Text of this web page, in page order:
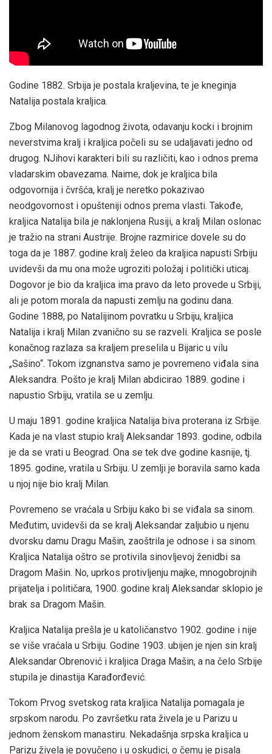
Godine 1882. Srbija je postala kraljevina, te je kneginja
Natalija postala kraljica.
Zbog Milanovog lagodnog života, odavanju kocki i brojnim
neverstvima kralj i kraljica počeli su se udaljavati jedno od
drugog. NJihovi karakteri bili su različiti, kao i odnos prema
vladarskim obavezama. Naime, dok je kraljica bila
odgovornija i čvršća, kralj je neretko pokazivao
neodgovornost i opušteniji odnos prema vlasti. Takođe,
kraljica Natalija bila je naklonjena Rusiji, a kralj Milan oslonac
je tražio na strani Austrije. Brojne razmirice dovele su do
toga da je 1887. godine kralj želeo da kraljica napusti Srbiju
uvidevši da mu ona može ugroziti položaj i politički uticaj.
Dogovor je bio da kraljica ima pravo da leto provede u Srbiji,
ali je potom morala da napusti zemlju na godinu dana.
Godine 1888, po Natalijinom povratku u Srbiju, kraljica
Natalija i kralj Milan zvanično su se razveli. Kraljica se posle
konačnog razlaza sa kraljem preselila u Bijaric u vilu
„Sašino“. Tokom izgnanstva samo je povremeno viđala sina
Aleksandra. Pošto je kralj Milan abdicirao 1889. godine i
napustio Srbiju, vratila se u zemlju.
U maju 1891. godine kraljica Natalija biva proterana iz Srbije.
Kada je na vlast stupio kralj Aleksandar 1893. godine, odbila
je da se vrati u Beograd. Ona se tek dve godine kasnije, tj.
1895. godine, vratila u Srbiju. U zemlji je boravila samo kada
u njoj nije bio kralj Milan.
Povremeno se vraćala u Srbiju kako bi se viđala sa sinom.
Međutim, uvidevši da se kralj Aleksandar zaljubio u njenu
dvorsku damu Dragu Mašin, zaoštrila je odnose i sa sinom.
Kraljica Natalija oštro se protivila sinovljevoj ženidbi sa
Dragom Mašin. No, uprkos protivljenju majke, mnogobrojnih
prijatelja i političara, 1900. godine kralj Aleksandar sklopio je
brak sa Dragom Mašin.
Kraljica Natalija prešla je u katoličanstvo 1902. godine i nije
se više vraćala u Srbiju. Godine 1903. ubijen je njen sin kralj
Aleksandar Obrenović i kraljica Draga Mašin, a na čelo Srbije
stupila je dinastija Karađorđević.
Tokom Prvog svetskog rata kraljica Natalija pomagala je
srpskom narodu. Po završetku rata živela je u Parizu u
jednom ženskom manastiru. Nekadašnja srpska kraljica u
Parizu živela je povučeno i u oskudici, o čemu je pisala